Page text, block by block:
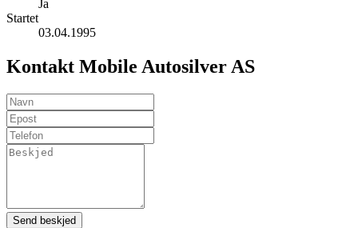
Ja
Startet
03.04.1995
Kontakt Mobile Autosilver AS
Send beskjed